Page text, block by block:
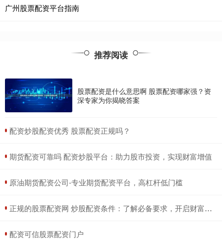
广州股票配资平台指南
推荐阅读
股票配资是什么意思啊 股票配资哪家强？资
深专家为你揭晓答案
​配资炒股配资优秀 股票配资正规吗？
​期货配资可靠吗 配资炒股平台：助力股市投资，实现财富增值
​原油期货配资公司-专业期货配资平台，高杠杆低门槛
​正规的股票配资网 炒股配资条件：了解必备要求，开启财富之路
​配资可信股票配资门户